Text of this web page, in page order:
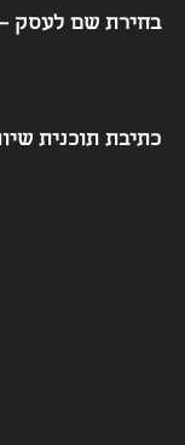
בחירת שם לעסק
כתיבת תוכנית